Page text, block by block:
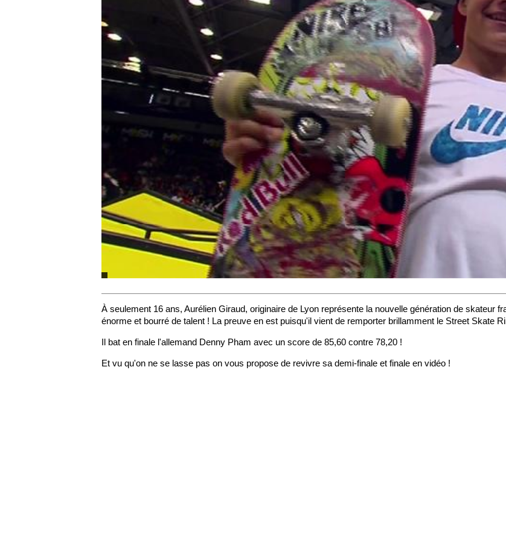
À seulement 16 ans, Aurélien Giraud, originaire de Lyon représente la nouvelle génération de skateur
énorme et bourré de talent ! La preuve en est puisqu'il vient de remporter brillamment le Street Skate
Il bat en finale l'allemand Denny Pham avec un score de 85,60 contre 78,20 !
Et vu qu'on ne se lasse pas on vous propose de revivre sa demi-finale et finale en vidéo !